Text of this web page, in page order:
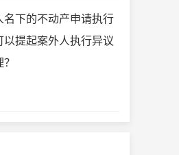
下的不动产申请执行
提起案外人执行异议